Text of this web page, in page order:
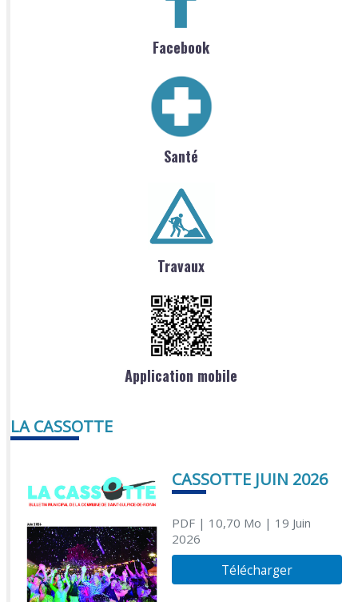
Facebook
Santé
Travaux
Application mobile
LA CASSOTTE
CASSOTTE JUIN 2026
PDF| 10,70 Mo | 19 Juin
2026
Télécharger